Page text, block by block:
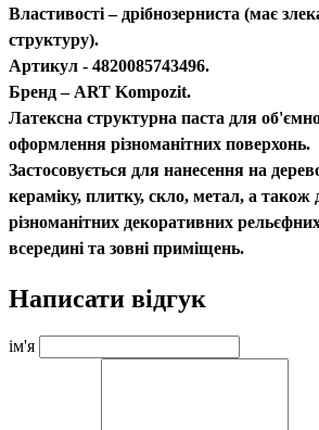
Властивості – дрібнозерниста (має
структуру).
Артикул - 4820085743496.
Бренд – ART Kompozit.
Латексна структурна паста для
оформлення різноманітних поверхонь.
Застосовується для нанесення на
кераміку, плитку, скло, метал, а також
різноманітних декоративних
всередині та зовні приміщень.
Написати відгук
ім'я